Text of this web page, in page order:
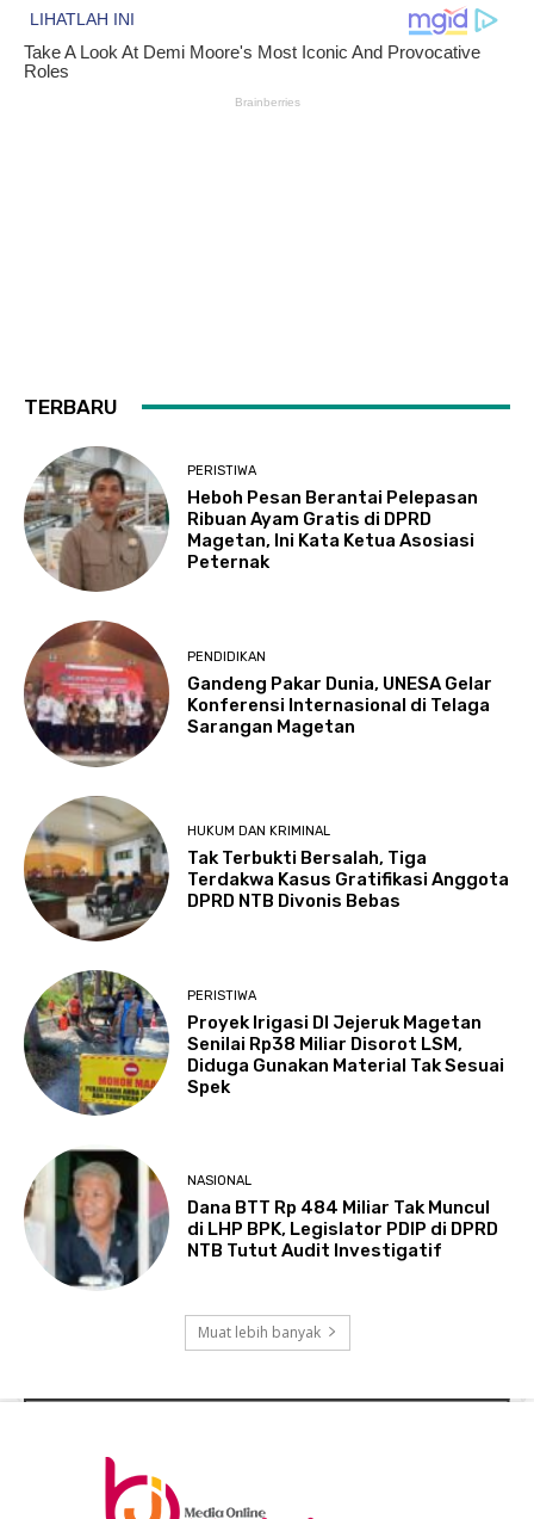
TERBARU
PERISTIWA
Heboh Pesan Berantai Pelepasan
Ribuan Ayam Gratis di DPRD
Magetan, Ini Kata Ketua Asosiasi
Peternak
PENDIDIKAN
Gandeng Pakar Dunia, UNESA Gelar
Konferensi Internasional di Telaga
Sarangan Magetan
HUKUM DAN KRIMINAL
Tak Terbukti Bersalah, Tiga
Terdakwa Kasus Gratifikasi Anggota
DPRD NTB Divonis Bebas
PERISTIWA
Proyek Irigasi DI Jejeruk Magetan
Senilai Rp38 Miliar Disorot LSM,
Diduga Gunakan Material Tak Sesuai
Spek
NASIONAL
Dana BTT Rp 484 Miliar Tak Muncul
di LHP BPK, Legislator PDIP di DPRD
NTB Tutut Audit Investigatif
Muat lebih banyak